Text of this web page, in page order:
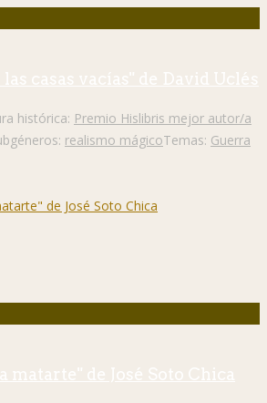
casas vacías" de David Uclés
histórica: Premio Hislibris mejor autor/a
realismo mágicoTemas: Guerra
matarte" de José Soto Chica